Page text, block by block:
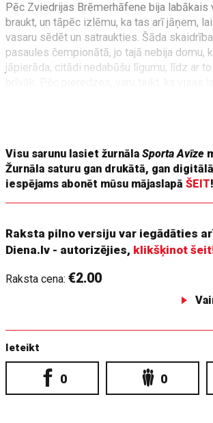
Pēc Zviedrijas Brēmerhāfene bija labākais
braukt, un tāpēc izlēmu, ka tas arī jāņem,
vasaru sēdēt un satraukties. Šāda
pasaules čempionātā, jo tajā nebija domu,
jāpierāda, citādi nedabūšu līgumu, līdz ar
Visu sarunu lasiet žurnālaSporta Avīze
Žurnāla saturu gan drukātā, gan
iespējams abonēt mūsu mājaslapāŠEIT!
Raksta pilno versiju var iegādāties
Diena.lv - autorizējies, klikšķinot
Raksta cena:€2.00
Ieteikt
0 0